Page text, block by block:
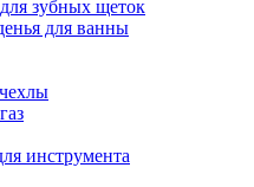
зубных щеток
для ванны
инструмента